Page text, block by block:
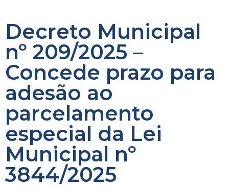
Decreto Municipal
nº 209/2025 –
Concede prazo para
adesão ao
parcelamento
especial da Lei
Municipal nº
3844/2025